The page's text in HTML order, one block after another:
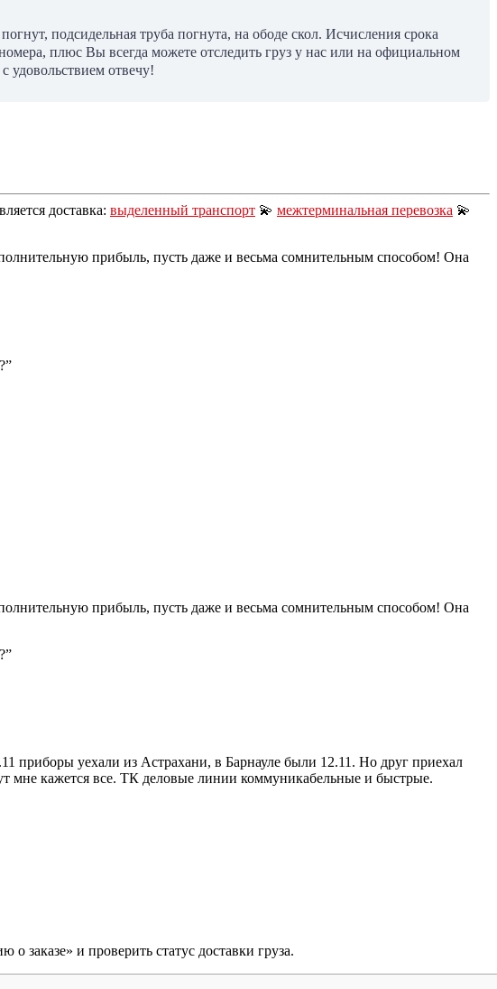
подсидельная труба погнута, на ободе скол. Исчисления срока
плюс Вы всегда можете отследить груз у нас или на официальном
отвечу!
доставка: выделенный транспорт 💫 межтерминальная перевозка 💫
прибыль, пусть даже и весьма сомнительным способом! Она
прибыль, пусть даже и весьма сомнительным способом! Она
приборы уехали из Астрахани, в Барнауле были 12.11. Но друг приехал
мне кажется все. ТК деловые линии коммуникабельные и быстрые.
и проверить статус доставки груза.